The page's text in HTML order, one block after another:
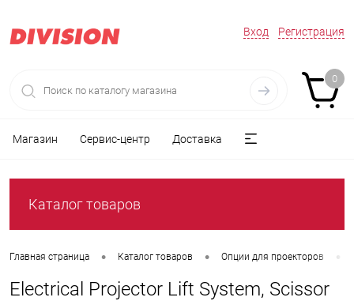
Вход Регистрация
0
Магазин Сервис-центр Доставка
Каталог товаров
Главная страница • Каталог товаров • Опции для проекторов •
Electrical Projector Lift System, Scissor